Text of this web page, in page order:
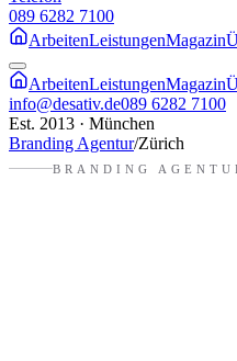
089 6282 7100
ArbeitenLeistungenMagazin
ArbeitenLeistungenMagazin
info@desativ.de089 6282 7100
Est. 2013 · München
Branding Agentur/Zürich
BRANDING